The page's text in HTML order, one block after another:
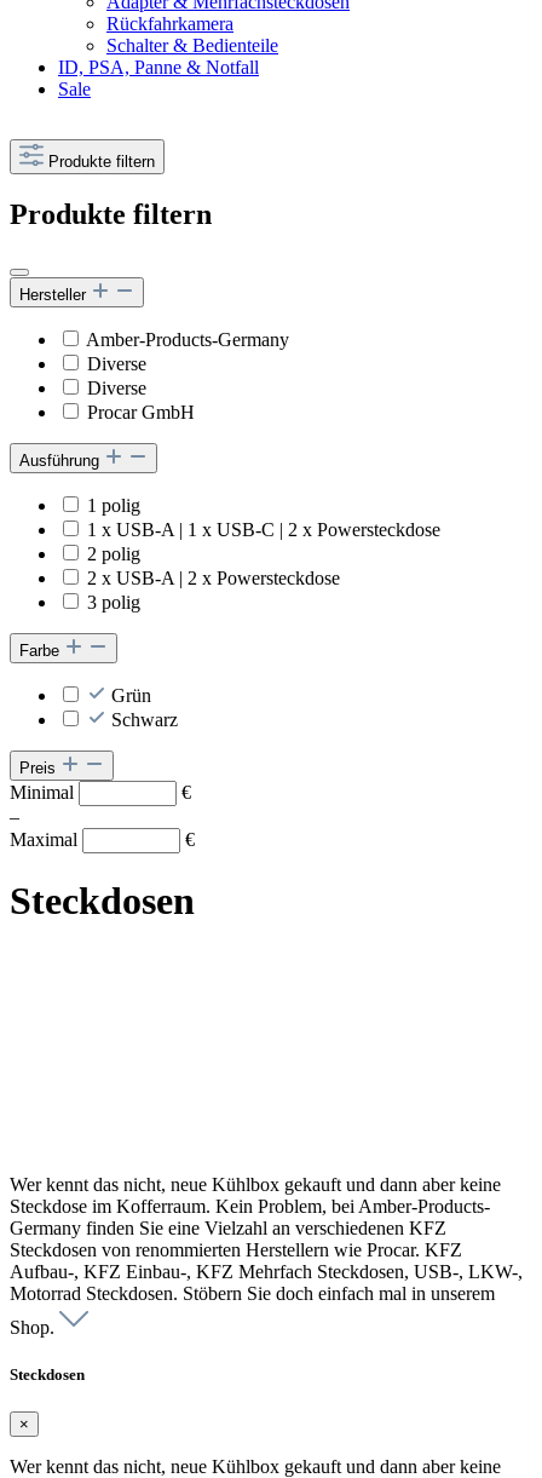
Rückfahrkamera
Schalter & Bedienteile
ID, PSA, Panne & Notfall
Sale
Produkte filtern
Produkte filtern
Hersteller
Amber-Products-Germany
Diverse
Diverse
Procar GmbH
Ausführung
1 polig
1 x USB-A | 1 x USB-C | 2 x Powersteckdose
2 polig
2 x USB-A | 2 x Powersteckdose
3 polig
Farbe
Grün
Schwarz
Preis
Minimal
€
–
Maximal
€
Steckdosen
Wer kennt das nicht, neue Kühlbox gekauft und dann aber keine
Steckdose im Kofferraum. Kein Problem, bei Amber-Products-
Germany finden Sie eine Vielzahl an verschiedenen KFZ
Steckdosen von renommierten Herstellern wie Procar. KFZ
Aufbau-, KFZ Einbau-, KFZ Mehrfach Steckdosen, USB-, LKW-,
Motorrad Steckdosen. Stöbern Sie doch einfach mal in unserem
Shop.
Steckdosen
×
Wer kennt das nicht, neue Kühlbox gekauft und dann aber keine